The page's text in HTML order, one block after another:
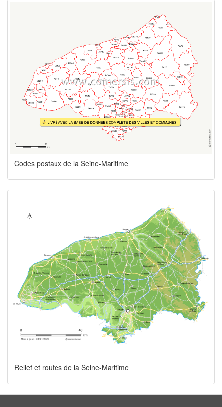
Codes postaux de la Seine-Maritime
Relief et routes de la Seine-Maritime